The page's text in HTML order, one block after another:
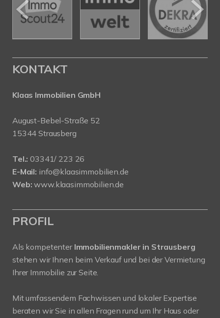
KONTAKT
Klaas Immobilien GmbH
August-Bebel-Straße 52
15344 Strausberg
Tel.: 03341/ 223 26
E-Mail: info@klaasimmobilien.de
Web: www.klaasimmobilien.de
PROFIL
Als kompetenter Immobilienmakler in Strausberg
stehen wir Ihnen beim Verkauf und bei der Vermietung
Ihrer Immobilie zur Seite.
Mit umfassendem Fachwissen und lokaler Expertise
beraten wir Sie in allen Fragen rund um Ihr Haus oder